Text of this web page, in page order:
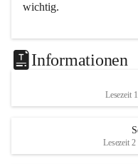
wichtig.
Informationen
Lesezeit
Lesezeit